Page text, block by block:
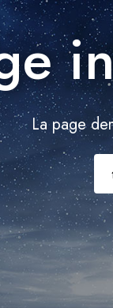
La page